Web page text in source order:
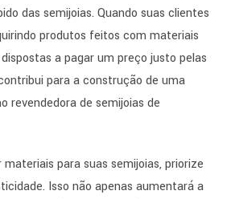
das semijoias. Quando suas clientes
produtos feitos com materiais
a pagar um preço justo pelas
para a construção de uma
revendedora de semijoias de
para suas semijoias, priorize
Isso não apenas aumentará a